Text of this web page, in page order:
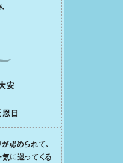
.
安
恩⽇
認められて、
に巡ってくる